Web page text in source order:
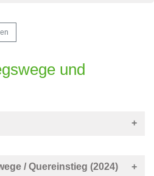
und
/ Quereinstieg (2024)